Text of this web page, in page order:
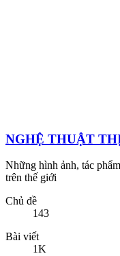
NGHỆ THUẬT
Những hình ảnh, tác
trên thế giới
Chủ đề
143
Bài viết
1K